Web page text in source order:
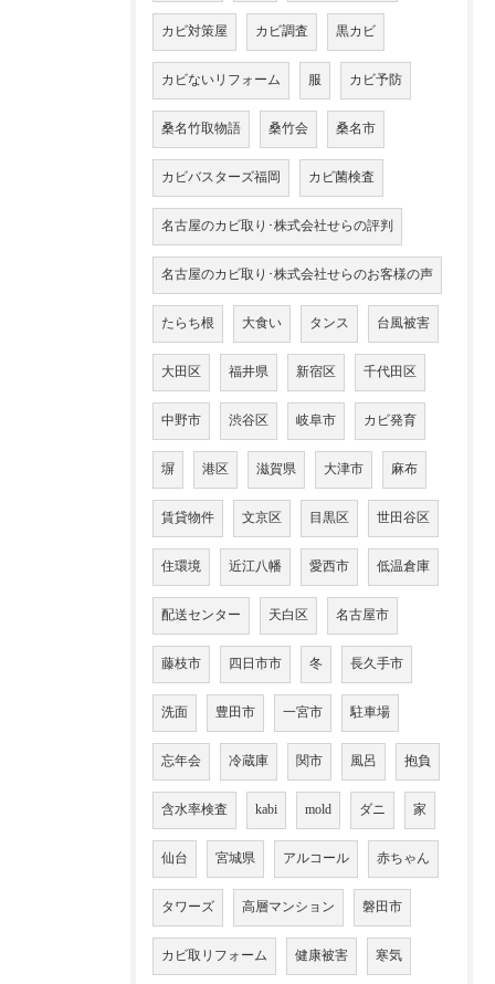
カビ対策屋 カビ調査 黒カビ
カビないリフォーム 服 カビ予防
桑名竹取物語 桑竹会 桑名市
カビバスターズ福岡 カビ菌検査
名古屋のカビ取り･株式会社せらの評判
名古屋のカビ取り･株式会社せらのお客様の声
たらち根 大食い タンス 台風被害
大田区 福井県 新宿区 千代田区
中野市 渋谷区 岐阜市 カビ発育
塀 港区 滋賀県 大津市 麻布
賃貸物件 文京区 目黒区 世田谷区
住環境 近江八幡 愛西市 低温倉庫
配送センター 天白区 名古屋市
藤枝市 四日市市 冬 長久手市
洗面 豊田市 一宮市 駐車場
忘年会 冷蔵庫 関市 風呂 抱負
含水率検査 kabi mold ダニ 家
仙台 宮城県 アルコール 赤ちゃん
タワーズ 高層マンション 磐田市
カビ取リフォーム 健康被害 寒気